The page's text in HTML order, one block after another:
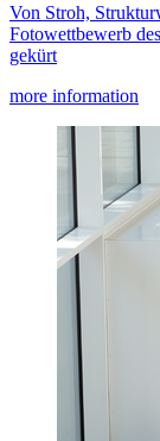
Von Stroh,
Fotowettbewerb
gekürt
more information